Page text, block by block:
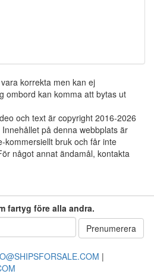
korrekta men kan ej
ombord kan komma att bytas ut
och text är copyright 2016-2026
på denna webbplats är
kommersiellt bruk och får inte
något annat ändamål, kontakta
fartyg före alla andra.
|